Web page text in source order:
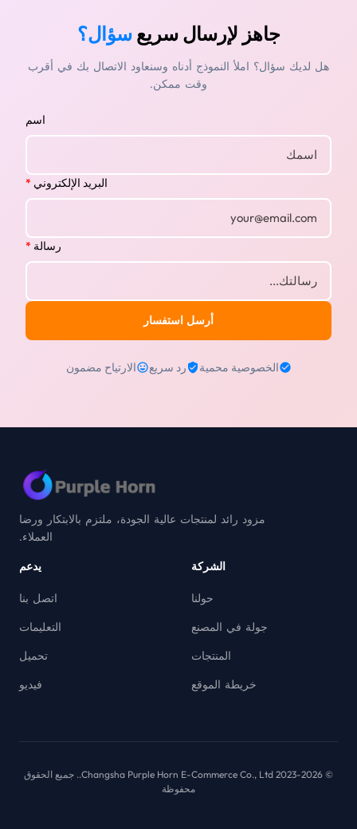
جاهز لإرسال سريعسؤال؟
هل لديك سؤال؟ املأ النموذج أدناه وسنعاود الاتصال بك في أقرب
وقت ممكن.
اسم
البريد الإلكتروني *
رسالة *
أرسل استفسار
الخصوصية محمية رد سريع الارتياح مضمون
مزود رائد لمنتجات عالية الجودة، ملتزم بالابتكار ورضا
العملاء.
الشركة
حولنا
جولة في المصنع
المنتجات
خريطة الموقع
يدعم
اتصل بنا
التعليمات
تحميل
فيديو
© 2023-2026 Changsha Purple Horn E-Commerce Co., Ltd.. جميع الحقوق
محفوظة